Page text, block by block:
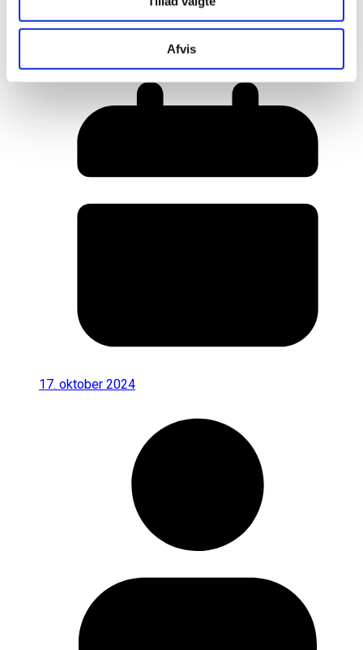
Afvis
Her er alle vinderne fra årets Danish
Rainbow Awards
17. oktober 2024